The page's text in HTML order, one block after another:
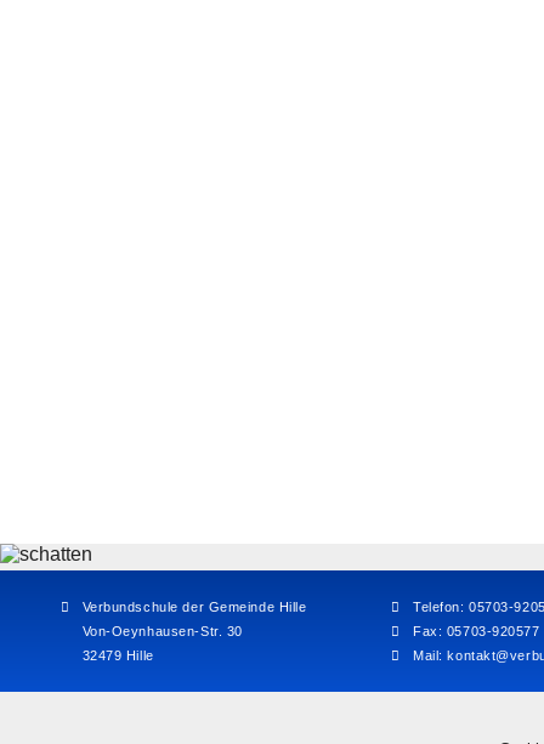
Verbundschule der Gemeinde Hille
Von-Oeynhausen-Str. 30
32479 Hille
Telefon: 05703-
Fax: 05703-920577
Mail: